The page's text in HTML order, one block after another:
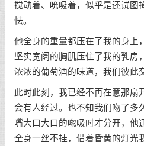
搅动着、吮吸着，似乎是还试图
怯。
他全身的重量都压在了我的身上
坚实宽阔的胸肌压住了我的乳房
浓浓的葡萄酒的味道，我们彼
此时此刻，我已经不再在意那扇
会有人经过。也不知我们吻了多
嘴大口大口的唿吸时才分开，他
全身一丝不挂，借着昏黄的灯光